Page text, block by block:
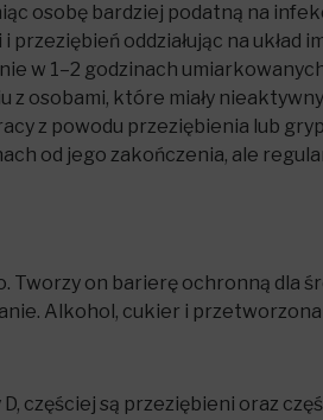
osobę bar­dziej podatną
oddziałując na
w 1–2 godzi­nach
które miały
z powodu prze­zię­bie­nia lub
od jego zakończenia, ale
Tworzy on barierę ochronną dla
Alkohol, cukier i
częściej są przeziębieni oraz